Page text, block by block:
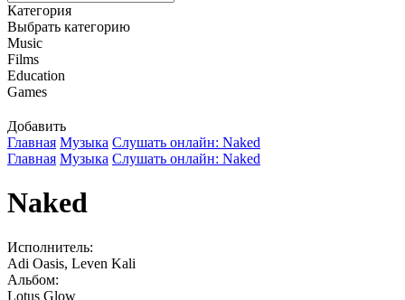
Категория
Выбрать категорию
Music
Films
Education
Games
Добавить
Главная Музыка Слушать онлайн: Naked
Главная Музыка Слушать онлайн: Naked
Naked
Исполнитель:
Adi Oasis, Leven Kali
Альбом:
Lotus Glow